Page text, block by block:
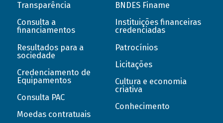
Transparência
Consulta a
financiamentos
Resultados para a
sociedade
Credenciamento de
Equipamentos
Consulta PAC
Moedas contratuais
BNDES Finame
Instituições financeiras
credenciadas
Patrocínios
Licitações
Cultura e economia
criativa
Conhecimento